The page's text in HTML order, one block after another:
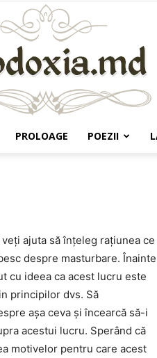
PROLOAGE POEZII
ajuta să înțeleg rațiunea ce
despre masturbare. Înainte
cu ideea ca acest lucru este
principilor dvs. Să
așa ceva și încearcă să-i
acestui lucru. Sperând că
motivelor pentru care acest